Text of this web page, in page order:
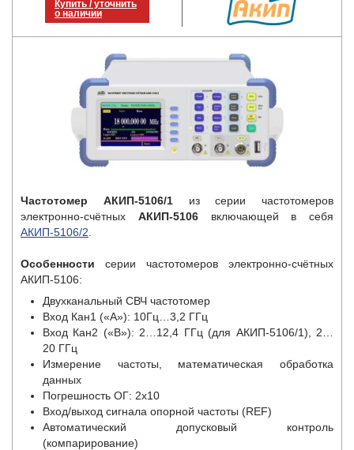
Купить / уточнить
о наличии
Частотомер АКИП-5106/1из серии частотомеров
электронно-счётных АКИП-5106включающей в себя
АКИП-5106/2
Особенности серии частотомеров электронно-счётных
АКИП-5106:
Двухканальный СВЧ частотомер
Вход Кан1 («А»): 10Гц…3,2 ГГц
Вход Кан2 («В»): 2…12,4 ГГц (для АКИП-5106/1), 2…
20 ГГц
Измерение частоты, математическая обработка
данных
Погрешность ОГ: 2х10
Вход/выход сигнала опорной частоты (REF)
Автоматический допусковый контроль
(компарирование)